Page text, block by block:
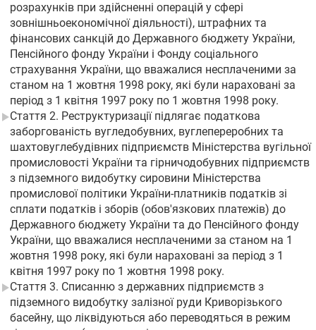
розрахунків при здійсненні операцій у сфері
зовнішньоекономічної діяльності), штрафних та
фінансових санкцій до Державного бюджету України,
Пенсійного фонду України і Фонду соціального
страхування України, що вважалися несплаченими за
станом на 1 жовтня 1998 року, які були нараховані за
період з 1 квітня 1997 року по 1 жовтня 1998 року.
Стаття 2. Реструктуризації підлягає податкова
заборгованість вугледобувних, вуглепереробних та
шахтовуглебудівних підприємств Міністерства вугільної
промисловості України та гірничодобувних підприємств
з підземного видобутку сировини Міністерства
промислової політики України-платників податків зі
сплати податків і зборів (обов'язкових платежів) до
Державного бюджету України та до Пенсійного фонду
України, що вважалися несплаченими за станом на 1
жовтня 1998 року, які були нараховані за період з 1
квітня 1997 року по 1 жовтня 1998 року.
Стаття 3. Списанню з державних підприємств з
підземного видобутку залізної руди Криворізького
басейну, що ліквідуються або переводяться в режим